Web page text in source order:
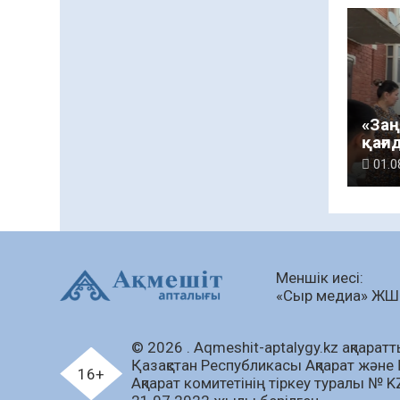
Меншік иесі:
«Сыр медиа»
16+
© 2026 . Аqmeshit-aptalygy.kz ақпараттық
Қазақстан Республикасы Ақпарат
Ақпарат комитетінің тіркеу туралы №